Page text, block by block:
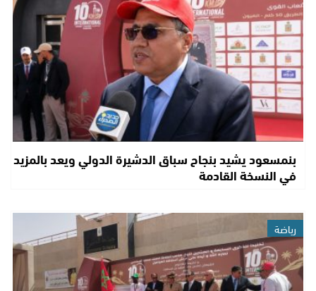
بنمسعود يشيد بنجاح سباق الدشيرة الدولي ويعد بالمزيد
في النسخة القادمة
رياضة